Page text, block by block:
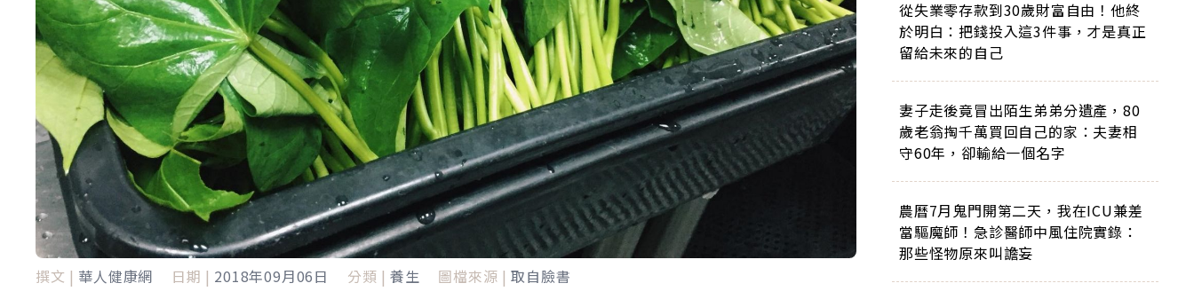
撰文 | 華人健康網 日期 | 2018年09月06日 分類 | 養生 圖檔來源 | 取自臉書
從失業零存款到30歲財富自由！他終
於明白：把錢投入這3件事，才是真正
留給未來的自己
妻子走後竟冒出陌生弟弟分遺產，80
歲老翁掏千萬買回自己的家：夫妻相
守60年，卻輸給一個名字
農曆7月鬼門開第二天，我在ICU兼差
當驅魔師！急診醫師中風住院實錄：
那些怪物原來叫譫妄